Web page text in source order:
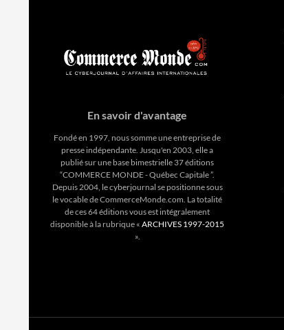
En savoir d'avantage
Fondé en 1997, nous somme une entreprise de
presse indépendante. Jusqu'en 2003, elle a
publié sur une base bimestrielle 37 éditions
“COMMERCE MONDE - Québec Capitale ”.
Depuis 2004, le cyberjournal se positionne sous
le vocable de CommerceMonde.com. La totalité
de ces 64 éditions vous est intégralement
disponible à la rubrique « ARCHIVES 1997-2015
».